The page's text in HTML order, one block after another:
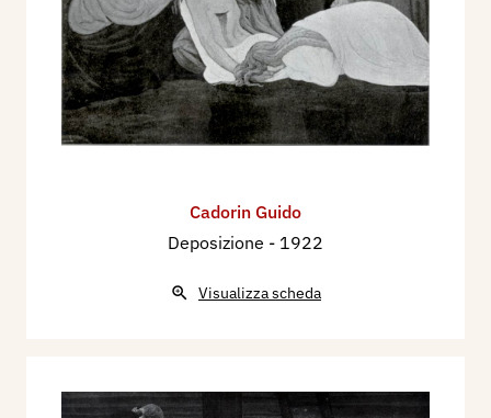
Cadorin Guido
Deposizione - 1922
Visualizza scheda